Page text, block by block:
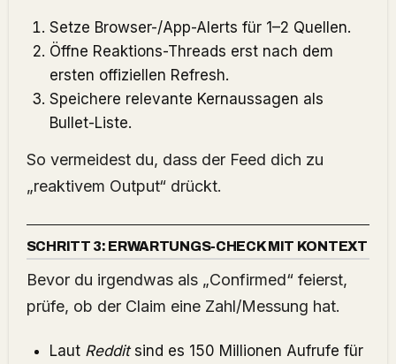
Setze Browser-/App-Alerts für 1–2 Quellen.
Öffne Reaktions-Threads erst nach dem
ersten offiziellen Refresh.
Speichere relevante Kernaussagen als
Bullet-Liste.
So vermeidest du, dass der Feed dich zu
„reaktivem Output“ drückt.
SCHRITT 3: ERWARTUNGS-CHECK MIT KONTEXT
Bevor du irgendwas als „Confirmed“ feierst,
prüfe, ob der Claim eine Zahl/Messung hat.
Laut Redditsind es 150 Millionen Aufrufe für